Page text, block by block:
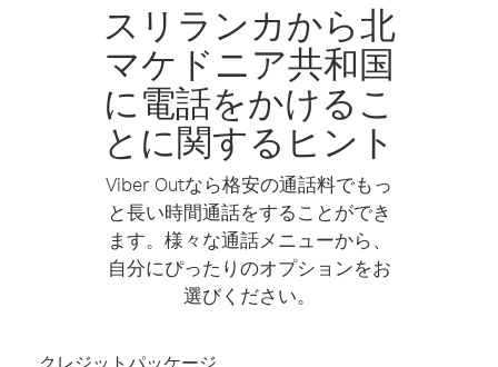
スリランカから北
マケドニア共和国
に電話をかけるこ
とに関するヒント
Viber Outなら格安の通話料でもっ
と長い時間通話をすることができ
ます。様々な通話メニューから、
自分にぴったりのオプションをお
選びください。
クレジットパッケージ